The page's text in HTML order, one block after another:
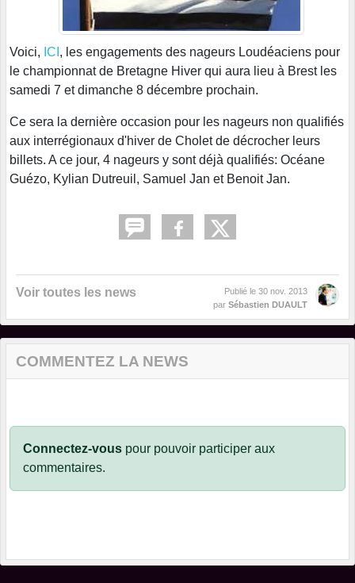
Voici, ICI , les engagements des nageurs Loudéaciens pour
le championnat de Bretagne Hiver qui aura lieu à Brest les
samedi 7 et dimanche 8 décembre prochain.
Ce sera la dernière occasion pour les nageurs non qualifiés
aux interrégionaux d'hiver de Cholet de décrocher leurs
billets. A ce jour, 4 nageurs y sont déjà qualifiés: Océane
Guézo, Kylian Dutreuil, Samuel Jan et Benoit Jan.
Voir toutes les news Publié le 30 nov. 2013
par Sébastien DUAULT
COMMENTEZ LA NEWS
Connectez-vous pour pouvoir participer aux
commentaires.